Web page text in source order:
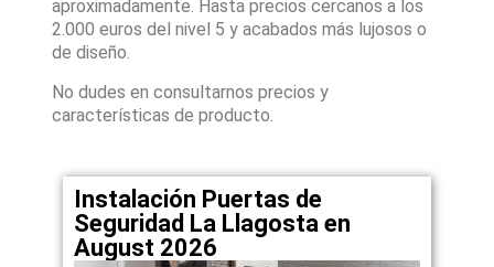
aproximadamente. Hasta precios cercanos a los
2.000 euros del nivel 5 y acabados más lujosos o
de diseño.
No dudes en consultarnos precios y
características de producto.
Instalación Puertas de
Seguridad La Llagosta en
August 2026